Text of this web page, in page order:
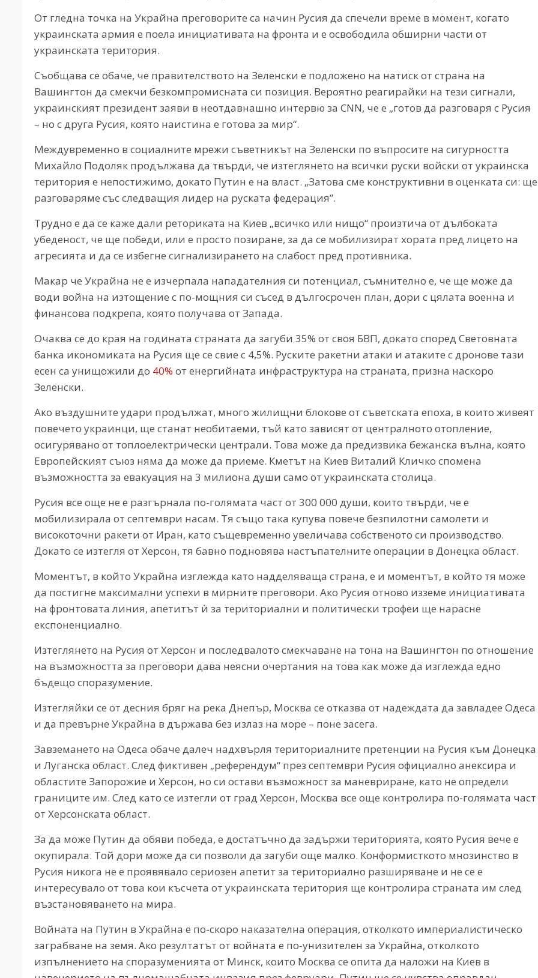
От гледна точка на Украйна преговорите са начин Русия да спечели време в момент, когато
украинската армия е поела инициативата на фронта и е освободила обширни части от
украинската територия.
Съобщава се обаче, че правителството на Зеленски е подложено на натиск от страна на
Вашингтон да смекчи безкомпромисната си позиция. Вероятно реагирайки на тези сигнали,
украинският президент заяви в неотдавнашно интервю за CNN, че е „готов да разговаря с Русия
– но с друга Русия, която наистина е готова за мир“.
Междувременно в социалните мрежи съветникът на Зеленски по въпросите на сигурността
Михайло Подоляк продължава да твърди, че изтеглянето на всички руски войски от украинска
територия е непостижимо, докато Путин е на власт. „Затова сме конструктивни в оценката си: ще
разговаряме със следващия лидер на руската федерация”.
Трудно е да се каже дали реториката на Киев „всичко или нищо“ произтича от дълбоката
убеденост, че ще победи, или е просто позиране, за да се мобилизират хората пред лицето на
агресията и да се избегне сигнализирането на слабост пред противника.
Макар че Украйна не е изчерпала нападателния си потенциал, съмнително е, че ще може да
води война на изтощение с по-мощния си съсед в дългосрочен план, дори с цялата военна и
финансова подкрепа, която получава от Запада.
Очаква се до края на годината страната да загуби 35% от своя БВП, докато според Световната
банка икономиката на Русия ще се свие с 4,5%. Руските ракетни атаки и атаките с дронове тази
есен са унищожили до 40% от енергийната инфраструктура на страната, призна наскоро
Зеленски.
Ако въздушните удари продължат, много жилищни блокове от съветската епоха, в които живеят
повечето украинци, ще станат необитаеми, тъй като зависят от централното отопление,
осигурявано от топлоелектрически централи. Това може да предизвика бежанска вълна, която
Европейският съюз няма да може да приеме. Кметът на Киев Виталий Кличко спомена
възможността за евакуация на 3 милиона души само от украинската столица.
Русия все още не е разгърнала по-голямата част от 300 000 души, които твърди, че е
мобилизирала от септември насам. Тя също така купува повече безпилотни самолети и
високоточни ракети от Иран, като същевременно увеличава собственото си производство.
Докато се изтегля от Херсон, тя бавно подновява настъпателните операции в Донецка област.
Моментът, в който Украйна изглежда като надделяваща страна, е и моментът, в който тя може
да постигне максимални успехи в мирните преговори. Ако Русия отново изземе инициативата
на фронтовата линия, апетитът ѝ за териториални и политически трофеи ще нарасне
експоненциално.
Изтеглянето на Русия от Херсон и последвалото смекчаване на тона на Вашингтон по отношение
на възможността за преговори дава неясни очертания на това как може да изглежда едно
бъдещо споразумение.
Изтегляйки се от десния бряг на река Днепър, Москва се отказва от надеждата да завладее Одеса
и да превърне Украйна в държава без излаз на море – поне засега.
Завземането на Одеса обаче далеч надхвърля териториалните претенции на Русия към Донецка
и Луганска област. След фиктивен „референдум“ през септември Русия официално анексира и
областите Запорожие и Херсон, но си остави възможност за маневриране, като не определи
границите им. След като се изтегли от град Херсон, Москва все още контролира по-голямата част
от Херсонската област.
За да може Путин да обяви победа, е достатъчно да задържи територията, която Русия вече е
окупирала. Той дори може да си позволи да загуби още малко. Конформисткото мнозинство в
Русия никога не е проявявало сериозен апетит за териториално разширяване и не се е
интересувало от това кои късчета от украинската територия ще контролира страната им след
възстановяването на мира.
Войната на Путин в Украйна е по-скоро наказателна операция, отколкото империалистическо
заграбване на земя. Ако резултатът от войната е по-унизителен за Украйна, отколкото
изпълнението на споразуменията от Минск, които Москва се опита да наложи на Киев в